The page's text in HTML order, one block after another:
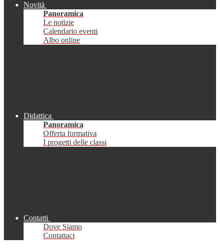
Novità
Panoramica
Le notizie
Calendario eventi
Albo online
Didattica
Panoramica
Offerta formativa
I progetti delle classi
Contatti
Dove Siamo
Contattaci